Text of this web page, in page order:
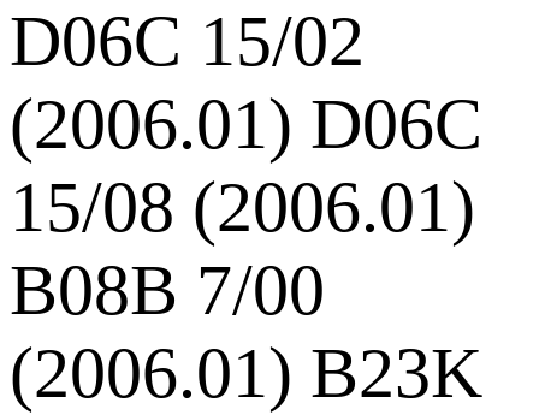
D06C 15/02
(2006.01) D06C
15/08 (2006.01)
B08B 7/00
(2006.01) B23K